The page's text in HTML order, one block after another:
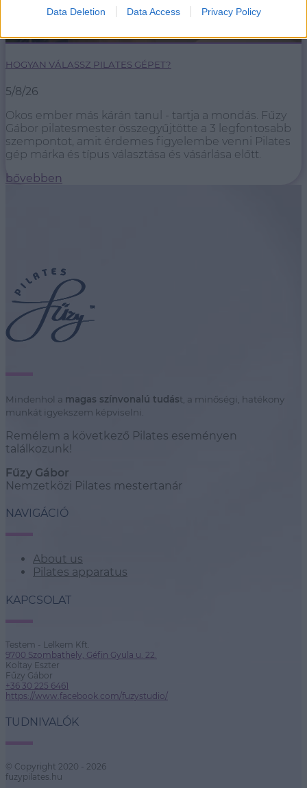
Data Deletion Data Access Privacy Policy
HOGYAN VÁLASSZ PILATES GÉPET?
5/8/26
Okos ember más kárán tanul - tartja a mondás. Fűzy
Gábor pilatesmester összegyűjtötte a 3 legfontosabb
szempontot, amit érdemes figyelembe venni Pilates
gép márka és típus választása és vásárlása előtt.
bővebben
Mindenhol a magas színvonalú tudást, a minőségi, hatékony
munkát igyekszem képviselni.
Remélem a következő Pilates eseményen
találkozunk!
Fűzy Gábor
Nemzetközi Pilates mestertanár
NAVIGÁCIÓ
About us
Pilates apparatus
KAPCSOLAT
Testem - Lelkem Kft.
9700 Szombathely, Géfin Gyula u. 22.
Koltay Eszter
Fűzy Gábor
+36 30 225 6461
https://www.facebook.com/fuzystudio/
TUDNIVALÓK
© Copyright 2020 - 2026
fuzypilates.hu